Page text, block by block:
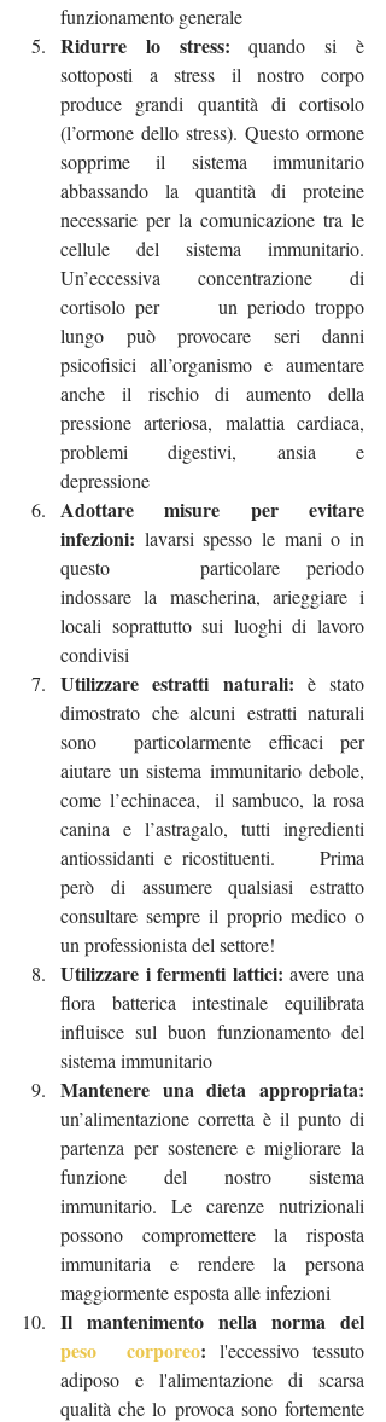
funzionamento generale
Ridurre lo stress: quando si è
sottoposti a stress il nostro corpo
produce grandi quantità di cortisolo
(l’ormone dello stress). Questo ormone
sopprime il sistema immunitario
abbassando la quantità di proteine
necessarie per la comunicazione tra le
cellule del sistema immunitario.
Un’eccessiva concentrazione di
cortisolo per 	un periodo troppo
lungo può provocare seri danni
psicofisici all’organismo e aumentare
anche il rischio di aumento della
pressione arteriosa, malattia cardiaca,
problemi digestivi, ansia e
depressione
Adottare misure per evitare
infezioni: lavarsi spesso le mani o in
questo 	particolare periodo
indossare la mascherina, arieggiare i
locali soprattutto sui luoghi di lavoro
condivisi
Utilizzare estratti naturali: è stato
dimostrato che alcuni estratti naturali
sono 	particolarmente efficaci per
aiutare un sistema immunitario debole,
come l’echinacea, 	il sambuco, la rosa
canina e l’astragalo, tutti ingredienti
antiossidanti e ricostituenti. 	Prima
però di assumere qualsiasi estratto
consultare sempre il proprio medico o
un professionista del settore!
Utilizzare i fermenti lattici: avere una
flora batterica intestinale equilibrata
influisce sul buon funzionamento del
sistema immunitario
Mantenere una dieta appropriata:
un’alimentazione corretta è il punto di
partenza per sostenere e migliorare la
funzione del nostro sistema
immunitario. Le carenze nutrizionali
possono compromettere la risposta
immunitaria e rendere la persona
maggiormente esposta alle infezioni
peso 	corporeo: l'eccessivo tessuto
adiposo e l'alimentazione di scarsa
qualità che lo provoca sono fortemente